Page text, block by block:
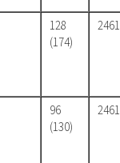
128
(174)
2461
96
(130)
2461